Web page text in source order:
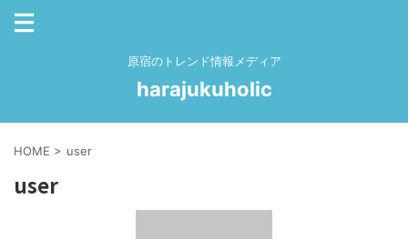
原宿のトレンド情報メディア
harajukuholic
HOME > user
user